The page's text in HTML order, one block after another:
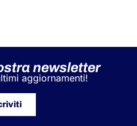
newsletter
aggiornamenti!